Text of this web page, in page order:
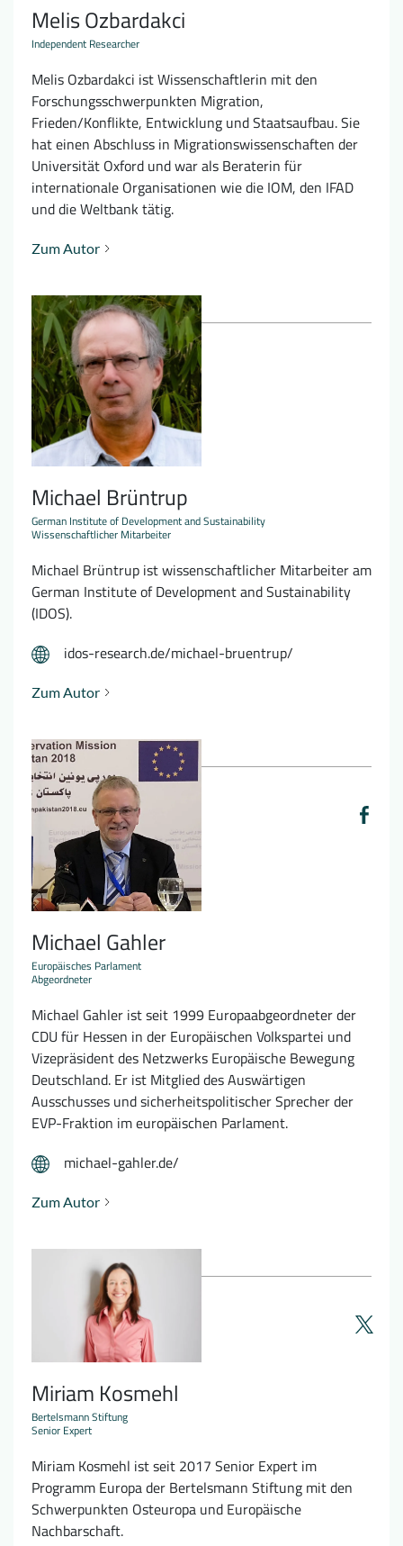
Melis Ozbardakci
Independent Researcher
Melis Ozbardakci ist Wissenschaftlerin mit den
Forschungsschwerpunkten Migration,
Frieden/Konflikte, Entwicklung und Staatsaufbau. Sie
hat einen Abschluss in Migrationswissenschaften der
Universität Oxford und war als Beraterin für
internationale Organisationen wie die IOM, den IFAD
und die Weltbank tätig.
Zum Autor
Michael Brüntrup
German Institute of Development and Sustainability
Wissenschaftlicher Mitarbeiter
Michael Brüntrup ist wissenschaftlicher Mitarbeiter am
German Institute of Development and Sustainability
(IDOS).
idos-research.de/michael-bruentrup/
Zum Autor
Michael Gahler
Europäisches Parlament
Abgeordneter
Michael Gahler ist seit 1999 Europaabgeordneter der
CDU für Hessen in der Europäischen Volkspartei und
Vizepräsident des Netzwerks Europäische Bewegung
Deutschland. Er ist Mitglied des Auswärtigen
Ausschusses und sicherheitspolitischer Sprecher der
EVP-Fraktion im europäischen Parlament.
michael-gahler.de/
Zum Autor
Miriam Kosmehl
Bertelsmann Stiftung
Senior Expert
Miriam Kosmehl ist seit 2017 Senior Expert im
Programm Europa der Bertelsmann Stiftung mit den
Schwerpunkten Osteuropa und Europäische
Nachbarschaft.